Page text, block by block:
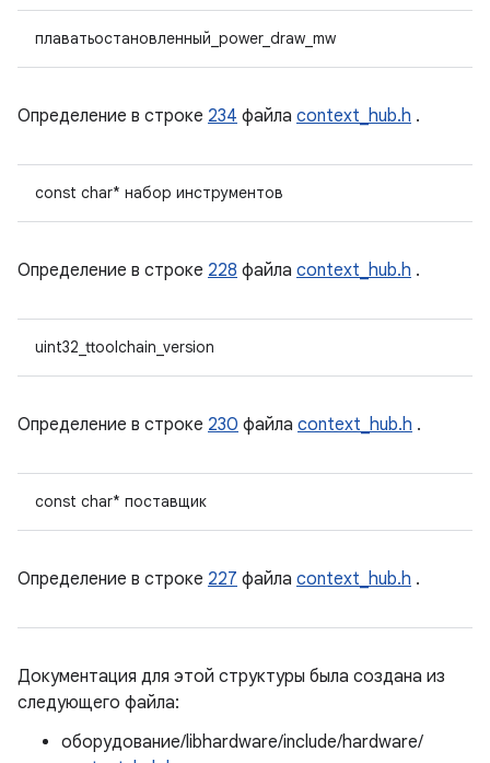
плаватьостановленный_power_draw_mw
Определение в строке 234 файла context_hub.h .
const char* набор инструментов
Определение в строке 228 файла context_hub.h .
uint32_ttoolchain_version
Определение в строке 230 файла context_hub.h .
const char* поставщик
Определение в строке 227 файла context_hub.h .
Документация для этой структуры была создана из
следующего файла:
оборудование/libhardware/include/hardware/